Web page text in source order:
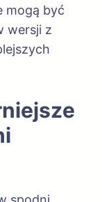
mogą być
wersji z